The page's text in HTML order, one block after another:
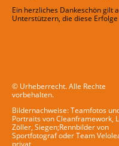
Ein herzliches Dankeschön gilt
Unterstützern, die diese
© Urheberrecht. Alle Rechte
vorbehalten.
Bildernachweise: Teamfotos
Portraits von Cleanframework,
Zöller, Siegen;Rennbilder von
Sportfotograf oder Team
privat